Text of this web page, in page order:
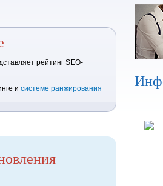
рейтинг SEO-
и системе ранжирования